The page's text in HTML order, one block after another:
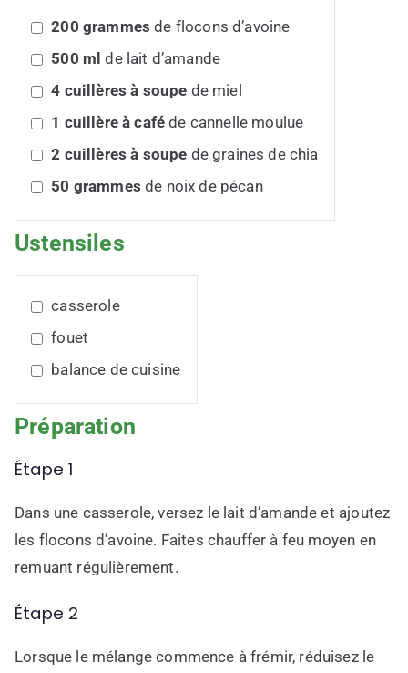
200 grammes de flocons d’avoine
500 ml de lait d’amande
4 cuillères à soupe de miel
1 cuillère à café de cannelle moulue
2 cuillères à soupe de graines de chia
50 grammes de noix de pécan
Ustensiles
casserole
fouet
balance de cuisine
Préparation
Étape 1
Dans une casserole, versez le lait d’amande et ajoutez
les flocons d’avoine. Faites chauffer à feu moyen en
remuant régulièrement.
Étape 2
Lorsque le mélange commence à frémir, réduisez le